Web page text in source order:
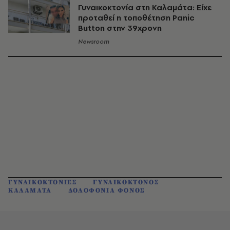
Γυναικοκτονία στη Καλαμάτα: Είχε
προταθεί η τοποθέτηση Panic
Button στην 39χρονη
Newsroom
ΓΥΝΑΙΚΟΚΤΟΝΙΕΣ
ΓΥΝΑΙΚΟΚΤΟΝΟΣ
ΚΑΛΑΜΑΤΑ
ΔΟΛΟΦΟΝΙΑ ΦΟΝΟΣ